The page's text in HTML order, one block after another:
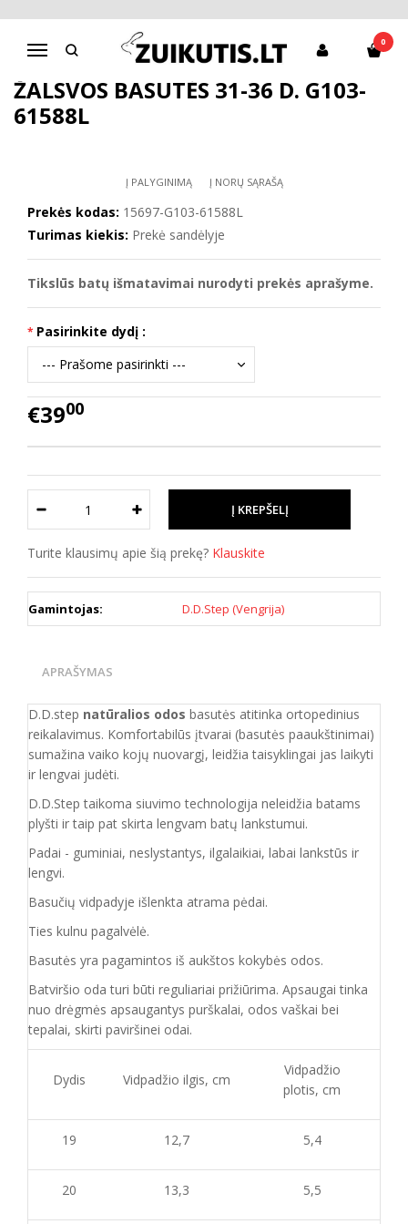
Navigacija
0
Pagrindinis
D.D.Step batai berniukams
Žalsvos basutės 31-36 d. G103-61588L
ŽALSVOS BASUTĖS 31-36 D. G103-
61588L
Į PALYGINIMĄ Į NORŲ SĄRAŠĄ
Prekės kodas: 15697-G103-61588L
Turimas kiekis: Prekė sandėlyje
Tikslūs batų išmatavimai nurodyti prekės aprašyme.
Pasirinkite dydį :
€3900
Turite klausimų apie šią prekę? Klauskite
Gamintojas: D.D.Step (Vengrija)
APRAŠYMAS
D.D.step natūralios odos basutės atitinka ortopedinius
reikalavimus. Komfortabilūs įtvarai (basutės paaukštinimai)
sumažina vaiko kojų nuovargį, leidžia taisyklingai jas laikyti
ir lengvai judėti.
D.D.Step taikoma siuvimo technologija neleidžia batams
plyšti ir taip pat skirta lengvam batų lankstumui.
Padai - guminiai, neslystantys, ilgalaikiai, labai lankstūs ir
lengvi.
Basučių vidpadyje išlenkta atrama pėdai.
Ties kulnu pagalvėlė.
Basutės yra pagamintos iš aukštos kokybės odos.
Batviršio oda turi būti reguliariai prižiūrima. Apsaugai tinka
nuo drėgmės apsaugantys purškalai, odos vaškai bei
tepalai, skirti paviršinei odai.
Dydis Vidpadžio ilgis, cm
Vidpadžio
plotis, cm
19 12,7 5,4
20 13,3 5,5